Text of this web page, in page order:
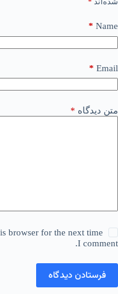
Name
*
Email
*
متن دیدگاه *
browser for the next time
I comment.
فرستادن دیدگاه